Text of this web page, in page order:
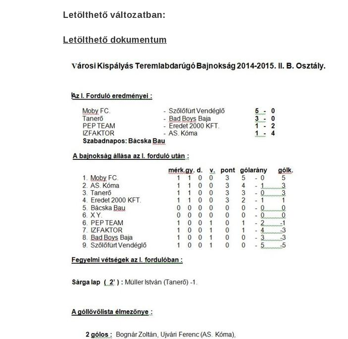
Letölthető változatban:
Letölthető dokumentum